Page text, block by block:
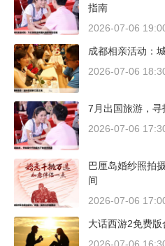
指南
2026-07-06
成都相亲活动：
2026-07-06
7月出国旅游，
2026-07-06
巴厘岛婚纱照拍
间
2026-07-06
大话西游2免费